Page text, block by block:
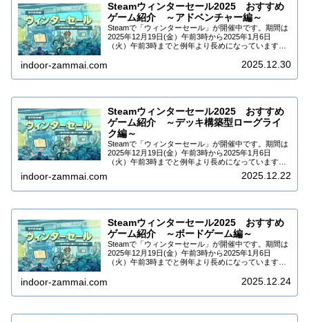
Steamウィンターセール2025 おすすめ
ゲーム紹介 ～アドベンチャー編～
Steamで「ウィンターセール」が開催中です。期間は
2025年12月19日(金）午前3時から2025年1月6日
（火）午前3時までと例年より長めになっています。
indoor-zammai.com 2025.12.30
Steamウィンターセール2025 おすすめ
ゲーム紹介 ～デッキ構築型ローグライ
ク編～
Steamで「ウィンターセール」が開催中です。期間は
2025年12月19日(金）午前3時から2025年1月6日
（火）午前3時までと例年より長めになっています。
DLCなども合わせて9万5千タイトル以上がセールされ
indoor-zammai.com 2025.12.22
Steamウィンターセール2025 おすすめ
ゲーム紹介 ～ボードゲーム編～
Steamで「ウィンターセール」が開催中です。期間は
2025年12月19日(金）午前3時から2025年1月6日
（火）午前3時までと例年より長めになっています。
indoor-zammai.com 2025.12.24